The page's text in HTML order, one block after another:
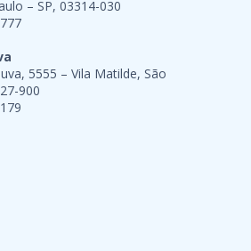
– SP, 03314-030
5555 – Vila Matilde, São
900